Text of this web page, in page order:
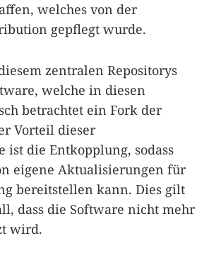
welches von der
gepflegt wurde.
zentralen Repositorys
welche in diesen
betrachtet ein Fork der
Vorteil dieser
ist die Entkopplung, sodass
eigene Aktualisierungen für
bereitstellen kann. Dies gilt
dass die Software nicht mehr
wird.